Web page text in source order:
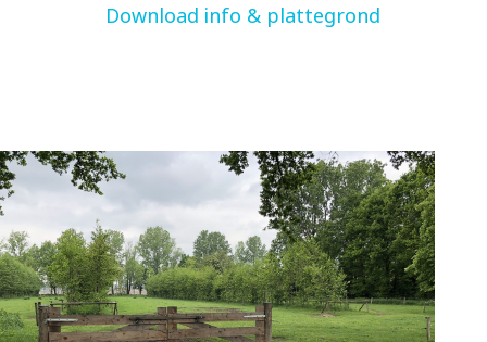
Download info & plattegrond